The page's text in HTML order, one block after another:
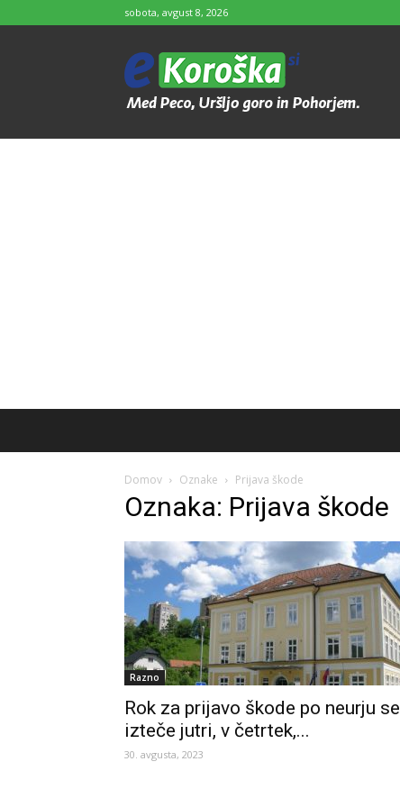
sobota, avgust 8, 2026
e-
Koroška
Domov Oznake Prijava škode
Oznaka: Prijava škode
Razno
Rok za prijavo škode po neurju se
izteče jutri, v četrtek,...
30. avgusta, 2023